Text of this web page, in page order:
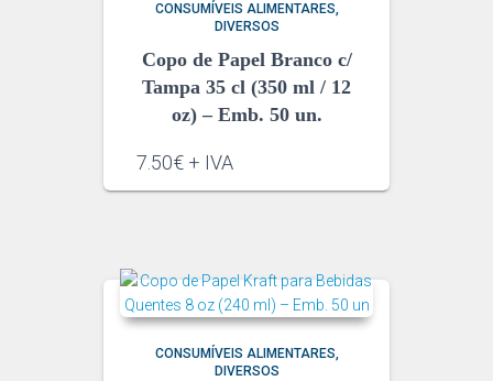
CONSUMÍVEIS ALIMENTARES
DIVERSOS
Copo de Papel Branco c/
Tampa 35 cl (350 ml / 12
oz) – Emb. 50 un.
7.50€ + IVA
CONSUMÍVEIS ALIMENTARES
DIVERSOS